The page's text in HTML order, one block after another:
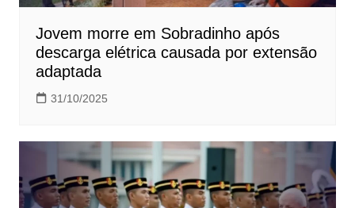
Jovem morre em Sobradinho após
descarga elétrica causada por extensão
adaptada
31/10/2025